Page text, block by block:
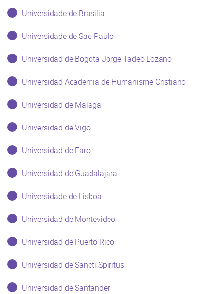
Universidade de Brasilia
Universidade de Sao Paulo
Universidad de Bogota Jorge Tadeo Lozano
Universidad Academia de Humanisme Cristiano
Universidad de Malaga
Universidad de Vigo
Universidad de Faro
Universidad de Guadalajara
Universidade de Lisboa
Universidad de Montevideo
Universidad de Puerto Rico
Universidad de Sancti Spiritus
Universidad de Santander